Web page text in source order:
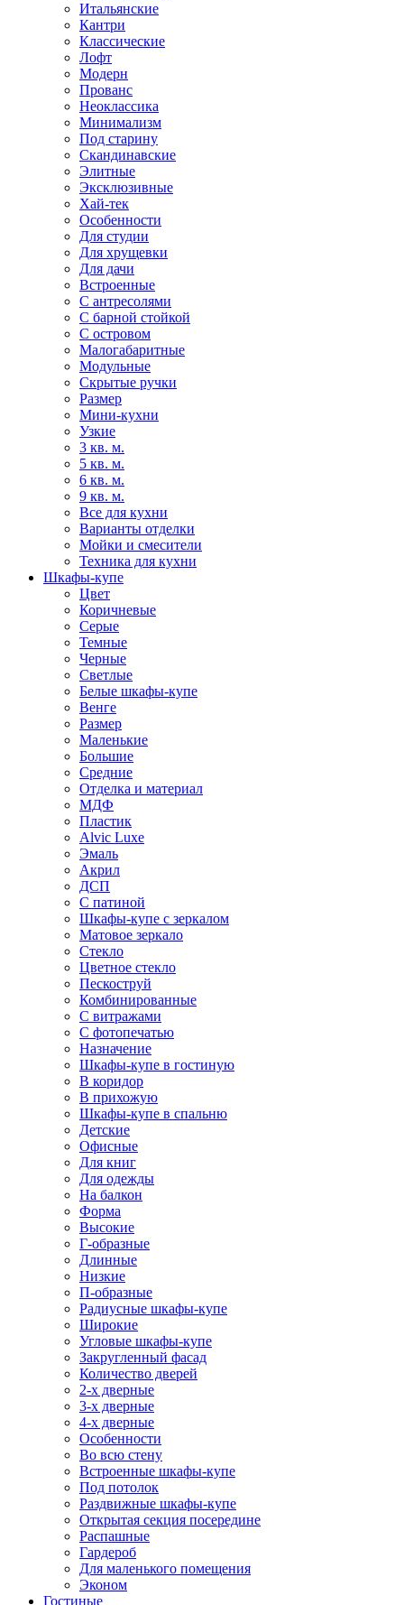
Итальянские
Кантри
Классические
Лофт
Модерн
Прованс
Неоклассика
Минимализм
Под старину
Скандинавские
Элитные
Эксклюзивные
Хай-тек
Особенности
Для студии
Для хрущевки
Для дачи
Встроенные
С антресолями
С барной стойкой
С островом
Малогабаритные
Модульные
Скрытые ручки
Размер
Мини-кухни
Узкие
3 кв. м.
5 кв. м.
6 кв. м.
9 кв. м.
Все для кухни
Варианты отделки
Мойки и смесители
Техника для кухни
Шкафы-купе
Цвет
Коричневые
Серые
Темные
Черные
Светлые
Белые шкафы-купе
Венге
Размер
Маленькие
Большие
Средние
Отделка и материал
МДФ
Пластик
Alvic Luxe
Эмаль
Акрил
ДСП
С патиной
Шкафы-купе с зеркалом
Матовое зеркало
Стекло
Цветное стекло
Пескоструй
Комбинированные
С витражами
С фотопечатью
Назначение
Шкафы-купе в гостиную
В коридор
В прихожую
Шкафы-купе в спальню
Детские
Офисные
Для книг
Для одежды
На балкон
Форма
Высокие
Г-образные
Длинные
Низкие
П-образные
Радиусные шкафы-купе
Широкие
Угловые шкафы-купе
Закругленный фасад
Количество дверей
2-х дверные
3-х дверные
4-х дверные
Особенности
Во всю стену
Встроенные шкафы-купе
Под потолок
Раздвижные шкафы-купе
Открытая секция посередине
Распашные
Гардероб
Для маленького помещения
Эконом
Гостиные